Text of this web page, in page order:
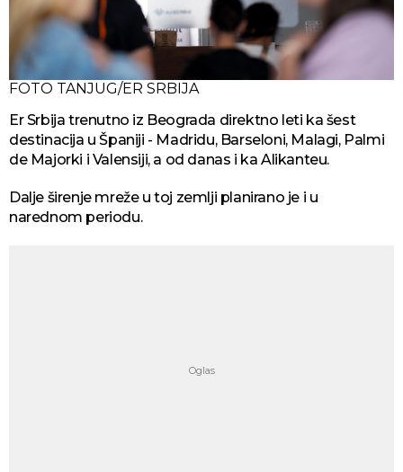
FOTO TANJUG/ER SRBIJA
Er Srbija trenutno iz Beograda direktno leti ka šest
destinacija u Španiji - Madridu, Barseloni, Malagi, Palmi
de Majorki i Valensiji, a od danas i ka Alikanteu.
Dalje širenje mreže u toj zemlji planirano je i u
narednom periodu.